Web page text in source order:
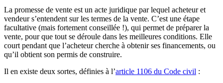
La promesse de vente est un acte juridique par lequel acheteur et
vendeur s’entendent sur les termes de la vente. C’est une étape
facultative (mais fortement conseillée !), qui permet de préparer la
vente, pour que tout se déroule dans les meilleures conditions. Elle
court pendant que l’acheteur cherche à obtenir ses financements, ou
qu’il obtient son permis de construire.
Il en existe deux sortes, définies à l’article 1106 du Code civil :